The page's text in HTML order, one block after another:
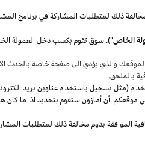
ذلك لمتطلبات المشاركة في برنامج
الخاص
والذي يؤدي الى صفحة خاصة بالحدث
بالملحق.
(مثل تسجيل باستخدام عناوين بريد
موقعكم. أن أمازون ستقوم بتحديد اذا ما كان
الموافقة بدوم مخالفة ذلك لمتطلبات